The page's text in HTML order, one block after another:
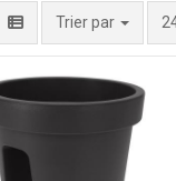
Trier par